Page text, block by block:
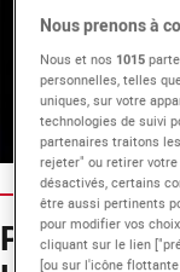
Prix
Nous prenons à
Nous et nos 1015
personnelles, telles
uniques, sur votre
technologies de suivi
partenaires traitons
rejeter" ou retirer
désactivés, certains
être aussi pertinents
pour modifier vos
cliquant sur le lien
[ou sur l'icône flottante